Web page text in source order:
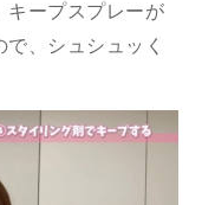
キープスプレーが
、シュシュッく